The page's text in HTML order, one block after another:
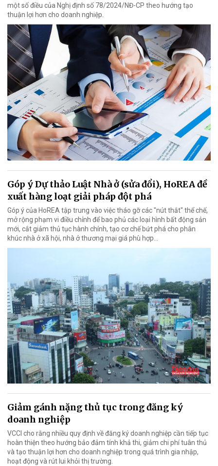
một số điều của Nghị định số 78/2024/NĐ-CP theo hướng tạo
thuận lợi hơn cho doanh nghiệp.
Góp ý Dự thảo Luật Nhà ở (sửa đổi), HoREA đề
xuất hàng loạt giải pháp đột phá
Góp ý của HoREA tập trung vào việc tháo gỡ các "nút thắt" thể chế,
mở rộng phạm vi điều chỉnh để bao phủ các loại hình bất động sản
mới, cắt giảm thủ tục hành chính, tạo cơ chế bứt phá cho phân
khúc nhà ở xã hội, nhà ở thương mại giá phù hợp...
Giảm gánh nặng thủ tục trong đăng ký
doanh nghiệp
VCCI cho rằng nhiều quy định về đăng ký doanh nghiệp cần tiếp tục
hoàn thiện theo hướng bảo đảm tính khả thi, giảm chi phí tuân thủ
và tạo thuận lợi hơn cho doanh nghiệp trong quá trình gia nhập,
hoạt động và rút lui khỏi thị trường.